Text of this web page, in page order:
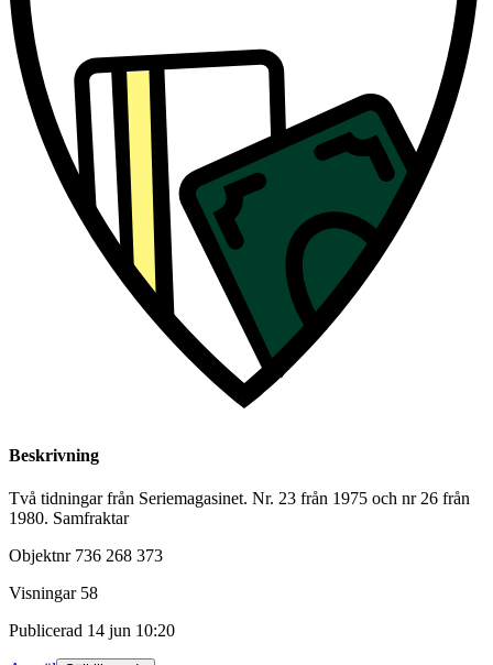
Beskrivning
Två tidningar från Seriemagasinet. Nr. 23 från 1975 och nr 26 från
1980. Samfraktar
Objektnr 736 268 373
Visningar 58
Publicerad 14 jun 10:20